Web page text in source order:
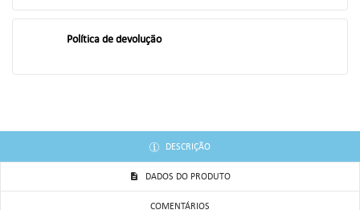
Política de devolução
DESCRIÇÃO
DADOS DO PRODUTO
COMENTÁRIOS
desejos.